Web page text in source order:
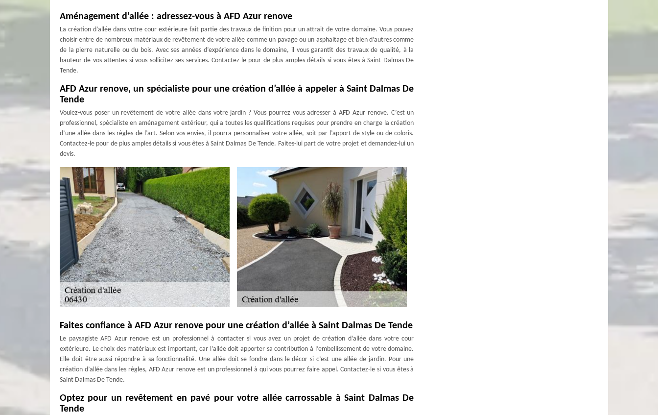
Aménagement d’allée : adressez-vous à AFD Azur renove
La création d’allée dans votre cour extérieure fait partie des travaux de finition pour un attrait de votre domaine. Vous pouvez
choisir entre de nombreux matériaux de revêtement de votre allée comme un pavage ou un asphaltage et bien d’autres comme
de la pierre naturelle ou du bois. Avec ses années d’expérience dans le domaine, il vous garantit des travaux de qualité, à la
hauteur de vos attentes si vous sollicitez ses services. Contactez-le pour de plus amples détails si vous êtes à Saint Dalmas De
Tende.
AFD Azur renove, un spécialiste pour une création d’allée à appeler à Saint Dalmas De
Tende
Voulez-vous poser un revêtement de votre allée dans votre jardin ? Vous pourrez vous adresser à AFD Azur renove. C’est un
professionnel, spécialiste en aménagement extérieur, qui a toutes les qualifications requises pour prendre en charge la création
d’une allée dans les règles de l’art. Selon vos envies, il pourra personnaliser votre allée, soit par l’apport de style ou de coloris.
Contactez-le pour de plus amples détails si vous êtes à Saint Dalmas De Tende. Faites-lui part de votre projet et demandez-lui un
devis.
Faites confiance à AFD Azur renove pour une création d’allée à Saint Dalmas De Tende
Le paysagiste AFD Azur renove est un professionnel à contacter si vous avez un projet de création d’allée dans votre cour
extérieure. Le choix des matériaux est important, car l’allée doit apporter sa contribution à l’embellissement de votre domaine.
Elle doit être aussi répondre à sa fonctionnalité. Une allée doit se fondre dans le décor si c’est une allée de jardin. Pour une
création d’allée dans les règles, AFD Azur renove est un professionnel à qui vous pourrez faire appel. Contactez-le si vous êtes à
Saint Dalmas De Tende.
Optez pour un revêtement en pavé pour votre allée carrossable à Saint Dalmas De
Tende